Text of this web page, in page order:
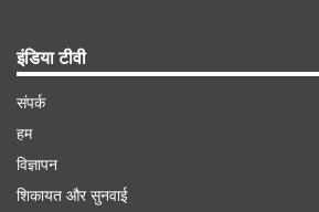
1. नेचुरल प्रिजर्वेटिव
इंडिया टीवी
संपर्क
हम
विज्ञापन
शिकायत और सुनवाई